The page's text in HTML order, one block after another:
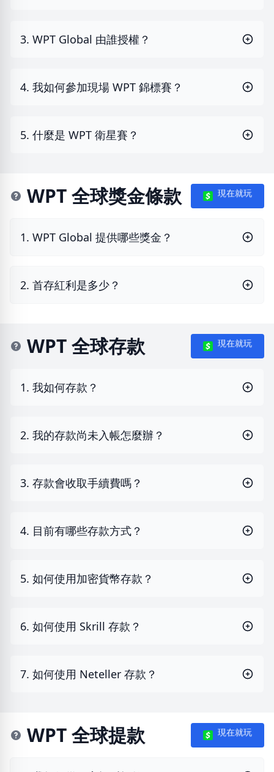
3. WPT Global 由誰授權？
4. 我如何參加現場 WPT 錦標賽？
5. 什麼是 WPT 衛星賽？
WPT 全球獎金條款 現在就玩
1. WPT Global 提供哪些獎金？
2. 首存紅利是多少？
WPT 全球存款 現在就玩
1. 我如何存款？
2. 我的存款尚未入帳怎麼辦？
3. 存款會收取手續費嗎？
4. 目前有哪些存款方式？
5. 如何使用加密貨幣存款？
6. 如何使用 Skrill 存款？
7. 如何使用 Neteller 存款？
WPT 全球提款 現在就玩